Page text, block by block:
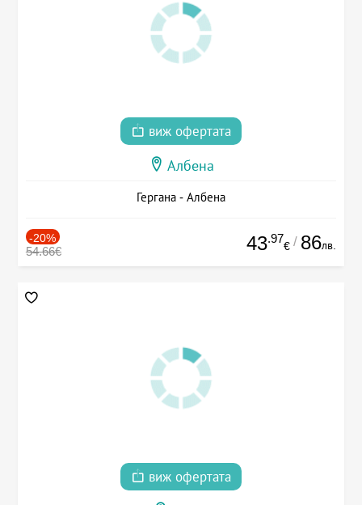
виж офертата
Албена
Гергана - Албена
-20%
54.66€ 43.97
€ / 86лв.
виж офертата